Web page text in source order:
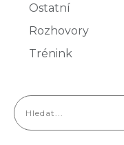
Ostatní
Rozhovory
Trénink